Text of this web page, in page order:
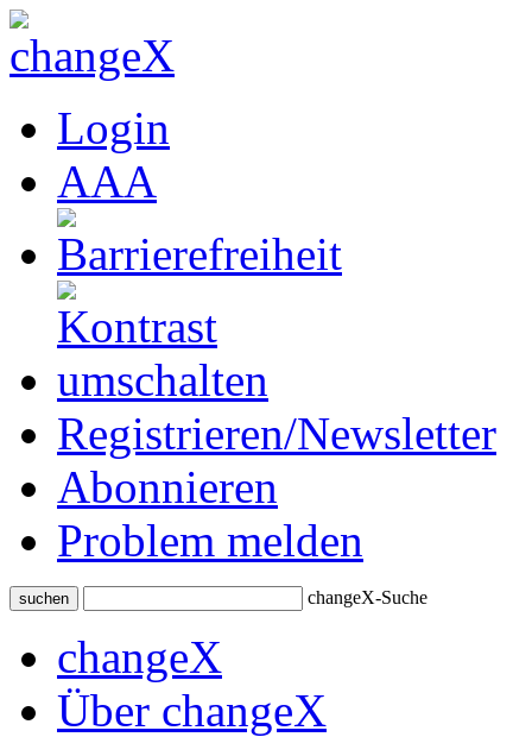
Login
AAA
Registrieren/Newsletter
Abonnieren
Problem melden
suchen changeX-Suche
changeX
Über changeX